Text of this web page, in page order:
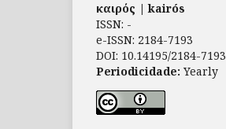
καιρός | kairós
ISSN: -
e-ISSN: 2184-7193
DOI: 10.14195/2184-7193
Periodicidade: Yearly